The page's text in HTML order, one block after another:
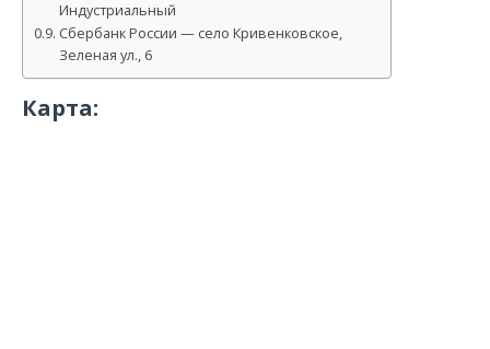
Индустриальный
Сбербанк России — село Кривенковское,
Зеленая ул., 6
Карта: